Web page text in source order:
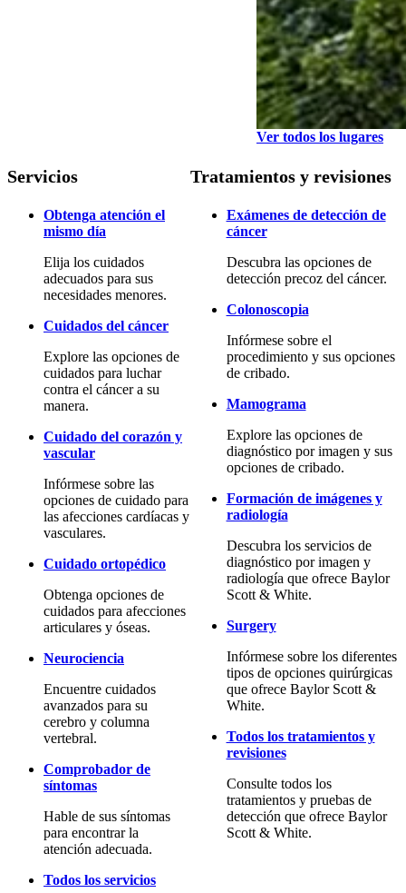
Ver todos los lugares
Servicios
Obtenga atención el
mismo día
Elija los cuidados
adecuados para sus
necesidades menores.
Cuidados del cáncer
Explore las opciones de
cuidados para luchar
contra el cáncer a su
manera.
Cuidado del corazón y
vascular
Infórmese sobre las
opciones de cuidado para
las afecciones cardíacas y
vasculares.
Cuidado ortopédico
Obtenga opciones de
cuidados para afecciones
articulares y óseas.
Neurociencia
Encuentre cuidados
avanzados para su
cerebro y columna
vertebral.
Comprobador de
síntomas
Hable de sus síntomas
para encontrar la
atención adecuada.
Todos los servicios
Tratamientos y revisiones
Exámenes de detección de
cáncer
Descubra las opciones de
detección precoz del cáncer.
Colonoscopia
Infórmese sobre el
procedimiento y sus opciones
de cribado.
Mamograma
Explore las opciones de
diagnóstico por imagen y sus
opciones de cribado.
Formación de imágenes y
radiología
Descubra los servicios de
diagnóstico por imagen y
radiología que ofrece Baylor
Scott & White.
Surgery
Infórmese sobre los diferentes
tipos de opciones quirúrgicas
que ofrece Baylor Scott &
White.
Todos los tratamientos y
revisiones
Consulte todos los
tratamientos y pruebas de
detección que ofrece Baylor
Scott & White.